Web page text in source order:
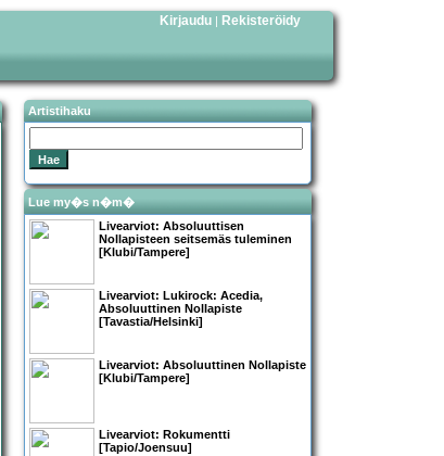
Kirjaudu | Rekisteröidy
Artistihaku
Lue my�s n�m�
Livearviot: Absoluuttisen
Nollapisteen seitsemäs tuleminen
[Klubi/Tampere]
Livearviot: Lukirock: Acedia,
Absoluuttinen Nollapiste
[Tavastia/Helsinki]
Livearviot: Absoluuttinen Nollapiste
[Klubi/Tampere]
Livearviot: Rokumentti
[Tapio/Joensuu]